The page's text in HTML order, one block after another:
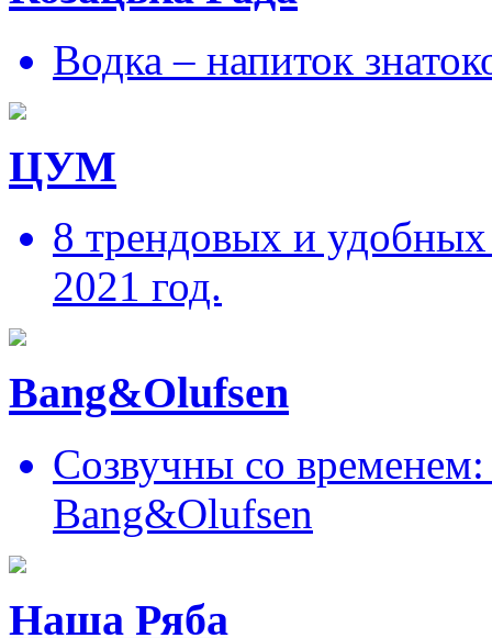
Водка – напиток
ЦУМ
8 трендовых и удобных
2021 год.
Bang&Olufsen
Созвучны со временем:
Bang&Olufsen
Наша Ряба